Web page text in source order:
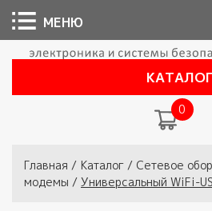
КАТАЛОГ
0
Вы здесь
Главная / Каталог / Сетевое
модемы / Универсальный WiFi-
МЕНЮ